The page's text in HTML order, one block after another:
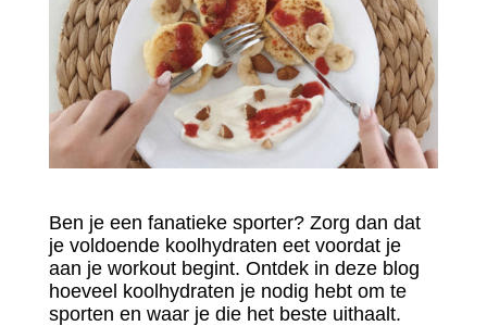
Ben je een fanatieke sporter? Zorg dan dat
je voldoende koolhydraten eet voordat je
aan je workout begint. Ontdek in deze blog
hoeveel koolhydraten je nodig hebt om te
sporten en waar je die het beste uithaalt.